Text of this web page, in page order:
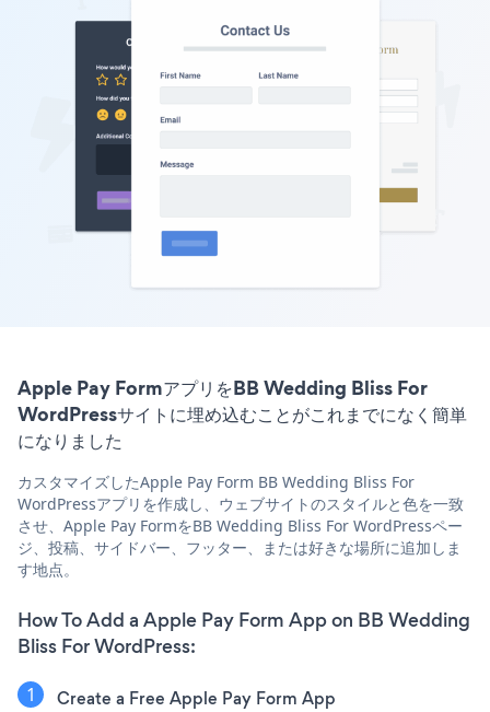
Apple Pay FormアプリをBB Wedding Bliss For
WordPressサイトに埋め込むことがこれまでになく簡単
になりました
カスタマイズしたApple Pay Form BB Wedding Bliss For
WordPressアプリを作成し、ウェブサイトのスタイルと色を一致
させ、Apple Pay FormをBB Wedding Bliss For WordPressペー
ジ、投稿、サイドバー、フッター、または好きな場所に追加しま
す地点。
How To Add a Apple Pay Form App on BB Wedding
Bliss For WordPress:
Create a Free Apple Pay Form App